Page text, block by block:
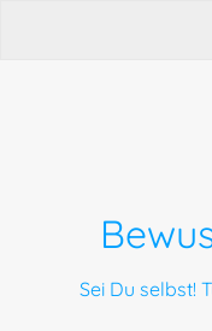
Sei Du selbst!